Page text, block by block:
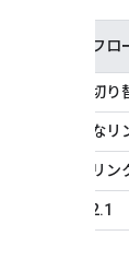
リンクフロ
アプリ切り
効率的なリ
OAuth リン
OAuth 2.1